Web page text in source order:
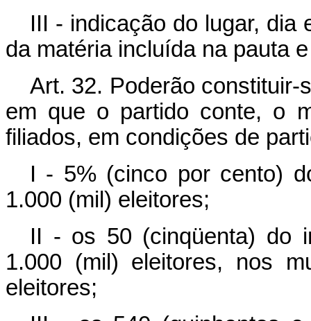
III - indicação do lugar, dia
da matéria incluída na pauta
Art. 32. Poderão
em que o partido conte, o
filiados, em condições de
I - 5% (cinco por cento)
1.000 (mil) eleitores;
II - os 50 (cinqüenta) do
1.000 (mil) eleitores, nos
eleitores;